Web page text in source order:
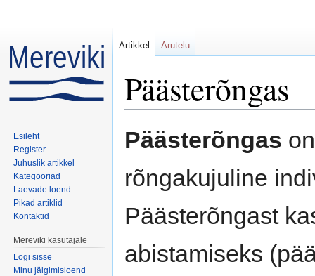
Päästerõngas
Päästerõngas
rõngakujuline
Päästerõngast
abistamiseks
Artikkel Arutelu
Esileht
Register
Juhuslik artikkel
Kategooriad
Laevade loend
Pikad artiklid
Kontaktid
Mereviki kasutajale
Logi sisse
Minu jälgimisloend